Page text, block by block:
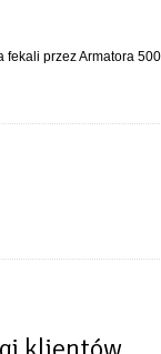
przez Armatora